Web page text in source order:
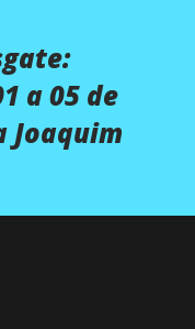
a 05 de
Joaquim